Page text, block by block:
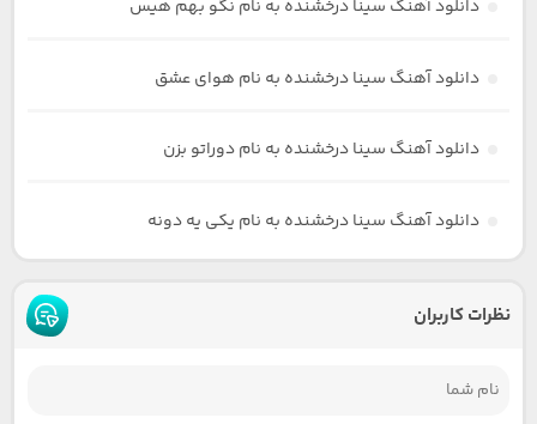
دانلود آهنگ سینا درخشنده به نام نگو بهم هیس
دانلود آهنگ سینا درخشنده به نام هوای عشق
دانلود آهنگ سینا درخشنده به نام دوراتو بزن
دانلود آهنگ سینا درخشنده به نام یکی یه دونه
نظرات کاربران